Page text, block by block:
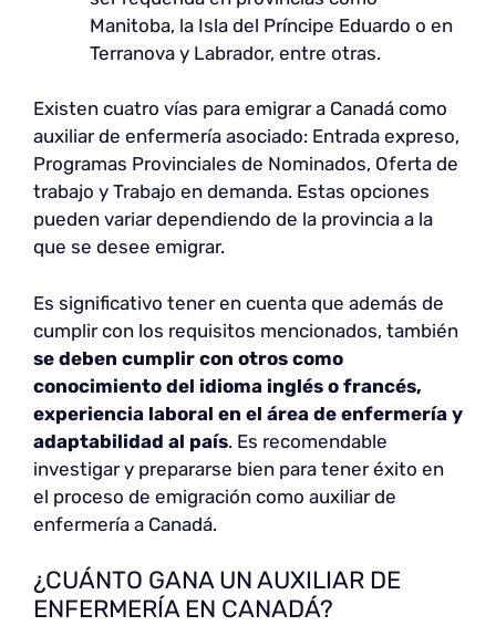
Manitoba, la Isla del Príncipe Eduardo o en
Terranova y Labrador, entre otras.
Existen cuatro vías para emigrar a Canadá como
auxiliar de enfermería asociado: Entrada expreso,
Programas Provinciales de Nominados, Oferta de
trabajo y Trabajo en demanda. Estas opciones
pueden variar dependiendo de la provincia a la
que se desee emigrar.
Es significativo tener en cuenta que además de
cumplir con los requisitos mencionados, también
se deben cumplir con otros como
conocimiento del idioma inglés o francés,
experiencia laboral en el área de enfermería y
adaptabilidad al país. Es recomendable
investigar y prepararse bien para tener éxito en
el proceso de emigración como auxiliar de
enfermería a Canadá.
¿CUÁNTO GANA UN AUXILIAR DE
ENFERMERÍA EN CANADÁ?